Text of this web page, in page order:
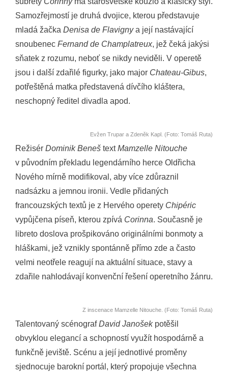
Samozřejmostí je druhá dvojice, kterou představuje
mladá žačka Denisa de Flavignya její nastávající
snoubenec Fernand de Champlatreux, jež čeká jakýsi
sňatek z rozumu, neboť se nikdy neviděli. V operetě
jsou i další zdařilé figurky, jako major Chateau-Gibus,
potřeštěná matka představená dívčího kláštera,
neschopný ředitel divadla apod.
Evžen Trupar a Zdeněk Kapl. (Foto: Tomáš Ruta)
Režisér Dominik Beneš textMamzelle Nitouche
v původním překladu legendárního herce Oldřicha
Nového mírně modifikoval, aby více zdůraznil
nadsázku a jemnou ironii. Vedle přidaných
francouzských textů je z Hervého operety Chipéric
vypůjčena píseň, kterou zpívá Corinna. Současně je
libreto doslova prošpikováno originálními bonmoty a
hláškami, jež vznikly spontánně přímo zde a často
velmi neotřele reagují na aktuální situace, stavy a
zdařile nahlodávají konvenční řešení operetního žánru.
Z inscenace Mamzelle Nitouche. (Foto: Tomáš Ruta)
Talentovaný scénografDavid Janošekpotěšil
obvyklou elegancí a schopností využít hospodárně a
funkčně jeviště. Scénu a její jednotlivé proměny
sjednocuje barokní portál, který propojuje všechna